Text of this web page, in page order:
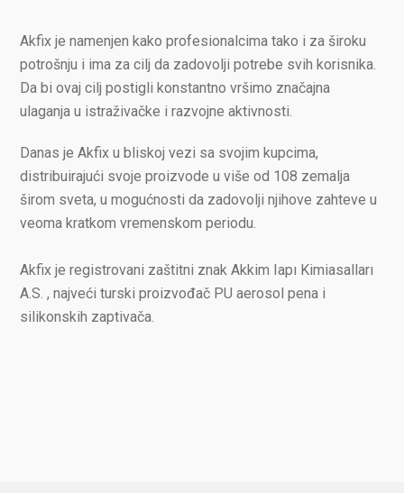
Akfix je namenjen kako profesionalcima tako i za široku
potrošnju i ima za cilj da zadovolji potrebe svih korisnika.
Da bi ovaj cilj postigli konstantno vršimo značajna
ulaganja u istraživačke i razvojne aktivnosti.
Danas je Akfix u bliskoj vezi sa svojim kupcima,
distribuirajući svoje proizvode u više od 108 zemalja
širom sveta, u mogućnosti da zadovolji njihove zahteve u
veoma kratkom vremenskom periodu.
Akfix je registrovani zaštitni znak Akkim Iapı Kimiasalları
A.S. , najveći turski proizvođač PU aerosol pena i
silikonskih zaptivača.